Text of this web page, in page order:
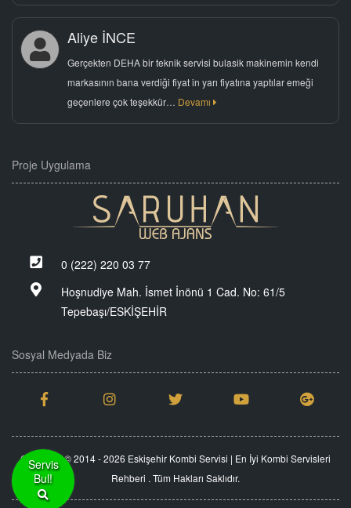
Servis
Bul!
Aliye İNCE
Gerçekten DEHA bir teknik servisi bulasik makinemin kendi
markasının bana verdiği fiyat in yarı fiyatına yaptılar emeği
geçenlere çok teşekkür… Devamı
Proje Uygulama
0 (222) 220 03 77
Hoşnudiye Mah. İsmet İnönü 1 Cad. No: 61/5
Tepebaşı/ESKİŞEHİR
Sosyal Medyada Biz
Copyright © 2014 - 2026 Eskişehir Kombi Servisi | En İyi Kombi Servisleri
Rehberi . Tüm Hakları Saklıdır.